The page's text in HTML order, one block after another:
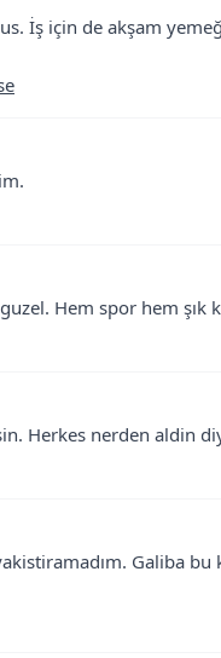
İş için de akşam
Hem spor hem şık
Herkes nerden aldin
Galiba bu